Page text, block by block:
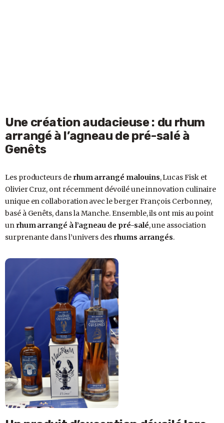
Une création audacieuse : du rhum
arrangé à l’agneau de pré-salé à
Genêts
Les producteurs de rhum arrangé malouins, Lucas Fisk et
Olivier Cruz, ont récemment dévoilé une innovation culinaire
unique en collaboration avec le berger François Cerbonney,
basé à Genêts, dans la Manche. Ensemble, ils ont mis au point
un rhum arrangé à l’agneau de pré-salé, une association
surprenante dans l’univers des rhums arrangés.